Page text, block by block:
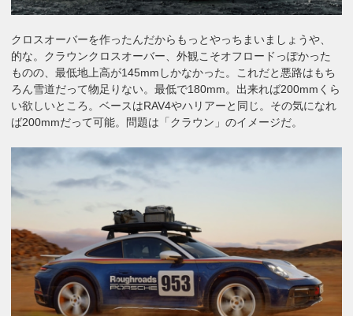
クロスオーバーを作ったんだからもっとやっちまいましょうや、
的な。クラウンクロスオーバー、外観こそオフロードっぽかった
ものの、最低地上高が145mmしかなかった。これだと悪路はもち
ろん雪道だって物足りない。最低で180mm。出来れば200mmくら
い欲しいところ。ベースはRAV4やハリアーと同じ。その気になれ
ば200mmだって可能。問題は「クラウン」のイメージだ。